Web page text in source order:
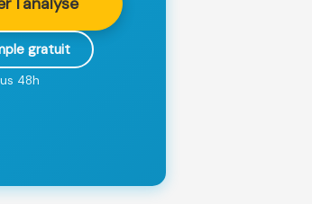
gratuit
48h